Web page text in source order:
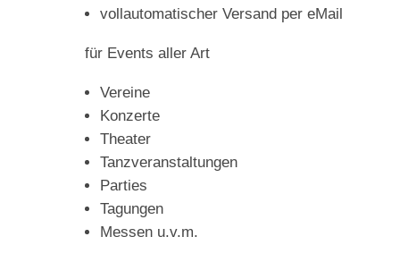
vollautomatischer Versand per eMail
für Events aller Art
Vereine
Konzerte
Theater
Tanzveranstaltungen
Parties
Tagungen
Messen u.v.m.